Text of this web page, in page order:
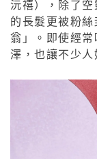
沅禧），除了
的長髮更被粉
翁」。即使經
澤，也讓不少人